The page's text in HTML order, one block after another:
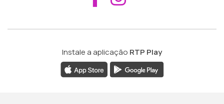
Instale a aplicação RTP Play